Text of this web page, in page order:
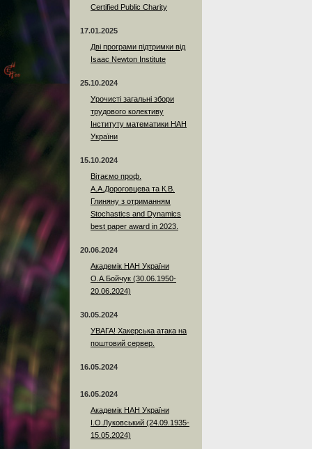
Certified Public Charity
17.01.2025
Дві програми підтримки від
Isaac Newton Institute
25.10.2024
Урочисті загальні збори
трудового колективу
Інституту математики НАН
України
15.10.2024
Вітаємо проф.
А.А.Дороговцева та К.В.
Глиняну з отриманням
Stochastics and Dynamics
best paper award in 2023.
20.06.2024
Академік НАН України
О.А.Бойчук (30.06.1950-
20.06.2024)
30.05.2024
УВАГА! Хакерська атака на
поштовий сервер.
16.05.2024
16.05.2024
Академік НАН України
І.О.Луковський (24.09.1935-
15.05.2024)